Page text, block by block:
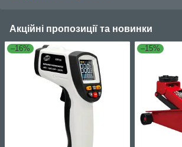
Акційні пропозиції та новинки
–16% –15%